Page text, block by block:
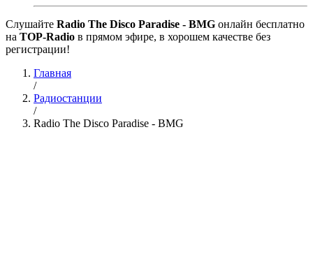
Cлушайте Radio The Disco Paradise - BMG онлайн бесплатно
на TOP-Radio в прямом эфире, в хорошем качестве без
регистрации!
Главная
/
Радиостанции
/
Radio The Disco Paradise - BMG